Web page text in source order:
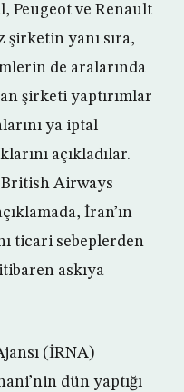
Peugeot ve Renault
şirketin yanı sıra,
de aralarında
şirketi yaptırımlar
ya iptal
açıkladılar.
British Airways
İran’ın
ticari sebeplerden
askıya
(İRNA)
dün yaptığı